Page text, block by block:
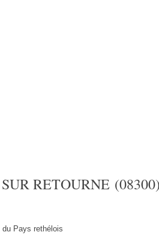
RETOURNE
Pays rethélois